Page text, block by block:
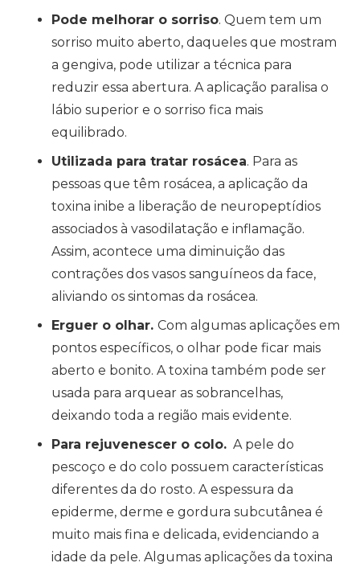
Pode melhorar o sorriso. Quem tem um
sorriso muito aberto, daqueles que mostram
a gengiva, pode utilizar a técnica para
reduzir essa abertura. A aplicação paralisa o
lábio superior e o sorriso fica mais
equilibrado.
Utilizada para tratar rosácea. Para as
pessoas que têm rosácea, a aplicação da
toxina inibe a liberação de neuropeptídios
associados à vasodilatação e inflamação.
Assim, acontece uma diminuição das
contrações dos vasos sanguíneos da face,
aliviando os sintomas da rosácea.
Erguer o olhar. Com algumas aplicações em
pontos específicos, o olhar pode ficar mais
aberto e bonito. A toxina também pode ser
usada para arquear as sobrancelhas,
deixando toda a região mais evidente.
Para rejuvenescer o colo. A pele do
pescoço e do colo possuem características
diferentes da do rosto. A espessura da
epiderme, derme e gordura subcutânea é
muito mais fina e delicada, evidenciando a
idade da pele. Algumas aplicações da toxina